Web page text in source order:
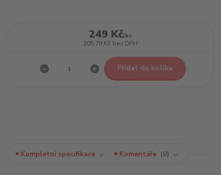
249 Kč/ks
205,79 Kč bez DPH
Přidat do košíku
Kompletní specifikace Komentáře 0